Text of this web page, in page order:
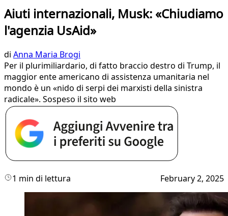
Aiuti internazionali, Musk: «Chiudiamo
l'agenzia UsAid»
di Anna Maria Brogi
Per il plurimiliardario, di fatto braccio destro di Trump, il
maggior ente americano di assistenza umanitaria nel
mondo è un «nido di serpi dei marxisti della sinistra
radicale». Sospeso il sito web
1 min di lettura February 2, 2025